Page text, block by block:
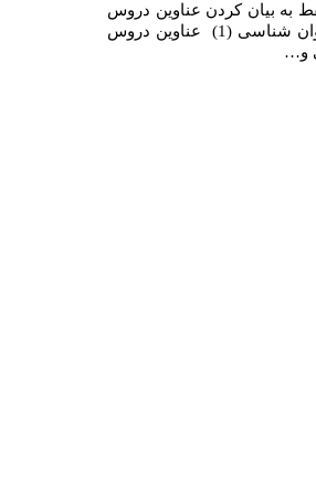
به بیان کردن عناوین دروس
امتحانی در سطوح کارشناسی و کارشناسی ارشد پرداخته است. نام دروس آزمون دکتری روان شناسی (1) عناوین دروس